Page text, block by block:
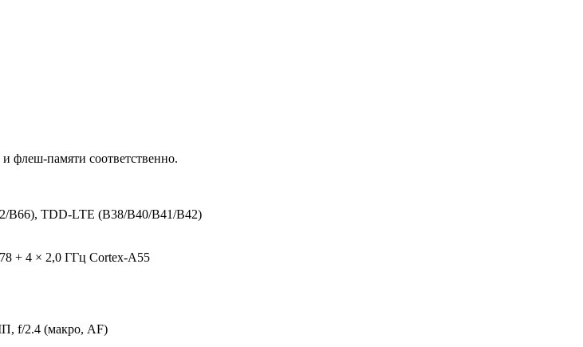
флеш-памяти соответственно.
B66), TDD-LTE (B38/B40/B41/B42)
+ 4 × 2,0 ГГц Cortex-A55
f/2.4 (макро, AF)